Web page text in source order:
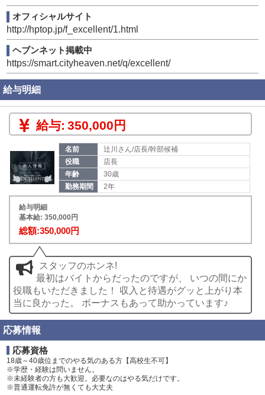
オフィシャルサイト
http://hptop.jp/f_excellent/1.html
ヘブンネット掲載中
https://smart.cityheaven.net/q/excellent/
給与明細
給与: 350,000円
名前
辻川さん/店長/幹部候補
役職
店長
年齢
30歳
勤務期間
2年
給与明細
基本給: 350,000円
総額:350,000円
スタッフのホンネ!
最初はバイトからだったのですが、 いつの間にか
役職もいただきました！ 収入と待遇がグッと上がり本
当に良かった。 ボーナスもあって助かっています♪
応募情報
応募資格
18歳～40歳位までのやる気のある方【高校生不可】
※学歴・経験は問いません。
※未経験者の方も大歓迎。必要なのはやる気だけです。
※普通運転免許が無くても大丈夫